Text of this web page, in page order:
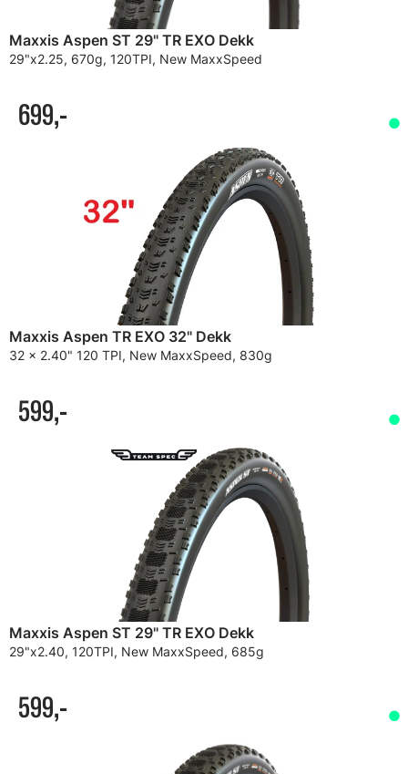
Maxxis Aspen ST 29" TR EXO Dekk
29"x2.25, 670g, 120TPI, New MaxxSpeed
699,-
Maxxis Aspen TR EXO 32" Dekk
32 x 2.40" 120 TPI, New MaxxSpeed, 830g
599,-
Maxxis Aspen ST 29" TR EXO Dekk
29"x2.40, 120TPI, New MaxxSpeed, 685g
599,-